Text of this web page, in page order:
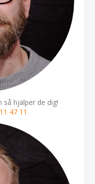
så hjälper de dig!
47 11